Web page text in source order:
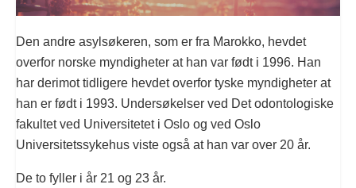
Den andre asylsøkeren, som er fra Marokko, hevdet
overfor norske myndigheter at han var født i 1996. Han
har derimot tidligere hevdet overfor tyske myndigheter at
han er født i 1993. Undersøkelser ved Det odontologiske
fakultet ved Universitetet i Oslo og ved Oslo
Universitetssykehus viste også at han var over 20 år.
De to fyller i år 21 og 23 år.